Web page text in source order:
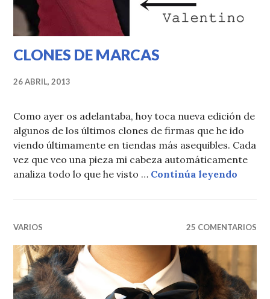
CLONES DE MARCAS
26 ABRIL, 2013
Como ayer os adelantaba, hoy toca nueva edición de
algunos de los últimos clones de firmas que he ido
viendo últimamente en tiendas más asequibles. Cada
vez que veo una pieza mi cabeza automáticamente
analiza todo lo que he visto … Continúa leyendo
VARIOS 25 COMENTARIOS